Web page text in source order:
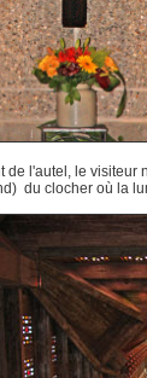
de l'autel, le visiteur
du clocher où la